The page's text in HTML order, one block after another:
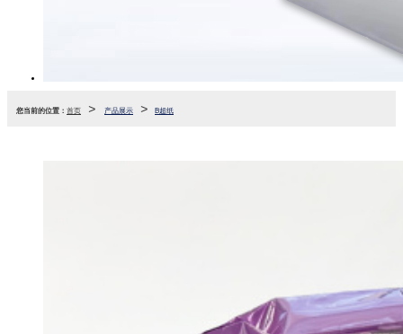
您当前的位置： 首页 > 产品展示 > B超纸